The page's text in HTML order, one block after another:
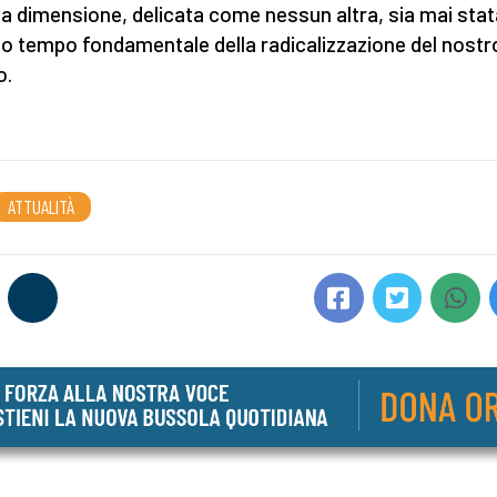
dimensione, delicata come nessun altra, sia mai
tempo fondamentale della radicalizzazione del
ATTUALITÀ